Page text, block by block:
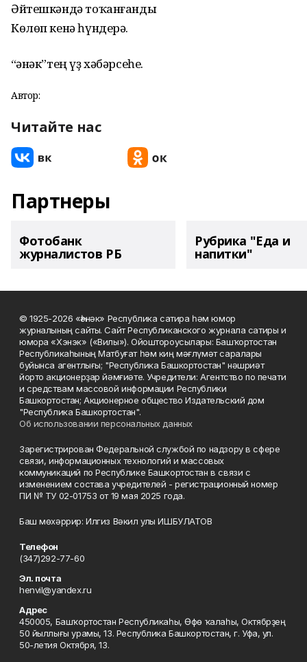
Әйтешкәндә тоҡанғанды
Көлөп кенә һүндерә.
“Һәнәк”тең үҙ хәбәрсеһе.
Автор:
Читайте нас
Партнеры
Фотобанк
журналистов РБ
Рубрика "Еда и
напитки"
© 1925-2026 «Һәнәк» Республика сатира һәм юмор
журналының сайты. Сайт Республиканского журнала сатиры и
юмора «Хэнэк» («Вилы»). Ойоштороусылары: Башҡортостан
Республикаһының Матбуғат һәм киң мәғлүмәт саралары
буйынса агентлығы; "Республика Башкортостан" нәшриәт
йорто акционерҙар йәмғиәте. Учредители: Агентство по печати
и средствам массовой информации Республики
Башкортостан; Акционерное общество Издательский дом
"Республика Башкортостан".
Об использовании персональных данных
Зарегистрирован Федеральной службой по надзору в сфере
связи, информационных технологий и массовых
коммуникаций по Республике Башкортостан в связи с
изменением состава учредителей - регистрационный номер
ПИ № ТУ 02-01753 от 19 мая 2025 года.
Баш мөхәррир: Илгиз Вәкил улы ИШБУЛАТОВ
Телефон
(347)292-77-60
Эл. почта
henvil@yandex.ru
Адрес
450005, Башҡортостан Республикаһы, Өфө ҡалаһы, Октябрҙең
50 йыллығы урамы, 13. Республика Башкортостан, г. Уфа, ул.
50-летия Октября, 13.